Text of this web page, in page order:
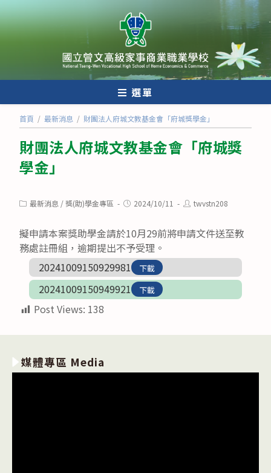
跳
轉
至
內
選單
首頁 / 最新消息 / 財團法人府城文教基金會「府城獎學金」
財團法人府城文教基金會「府城獎
學金」
Post最新消息 /獎(助)學金專區
Post2024/10/11
Posttwvstn208
擬申請本案獎助學金請於10月29前將申請文件送至教
務處註冊組，逾期提出不予受理。
20241009150929981
下載
20241009150949921 下載
Post Views: 138
媒體專區 Media